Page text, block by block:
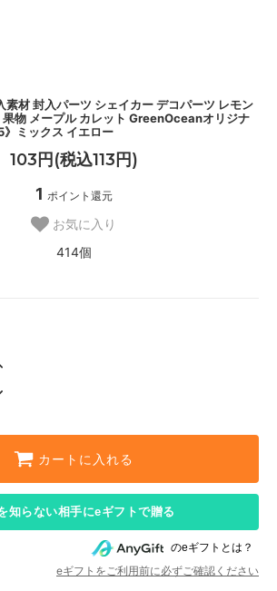
材 封入パーツ シェイカー デコパーツ レモン
果物 メープル カレット GreenOceanオリジナ
ミックス イエロー
103円(税込113円)
1 ポイント還元
お気に入り
414個
カートに入れる
知らない相手にeギフトで贈る
のeギフトとは？
eギフトをご利用前に必ずご確認ください